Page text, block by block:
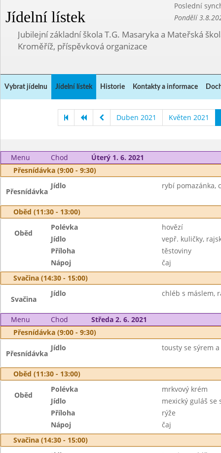
Jídelní lístek
Poslední
Pondělí
Jubilejní základní škola T.G. Masaryka a Mateřská
Kroměříž, příspěvková organizace
Vybrat jídelnu Jídelní lístek Historie Kontakty a informace
Duben 2021 Květen 2021
Menu Chod
Úterý 1. 6. 2021
Přesnídávka (9:00 - 9:30)
Přesnídávka
Jídlo rybí pomazánka,
Oběd (11:30 - 13:00)
Oběd
Polévka
hovězí
Jídlo
vepř. kuličky,
Příloha
těstoviny
Nápoj
čaj
Svačina (14:30 - 15:00)
Svačina
Jídlo chléb s máslem,
Menu Chod
Středa 2. 6. 2021
Přesnídávka (9:00 - 9:30)
Přesnídávka
Jídlo tousty se sýrem
Oběd (11:30 - 13:00)
Oběd
Polévka
mrkvový krém
Jídlo
mexický guláš se
Příloha
rýže
Nápoj
čaj
Svačina (14:30 - 15:00)